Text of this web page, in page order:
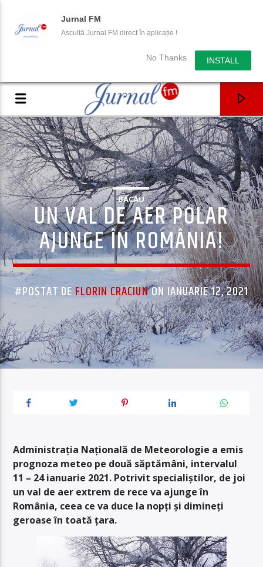
Jurnal FM
Ascultă Jurnal FM direct în aplicație !
No Thanks INSTALL
BACAU
UN VAL DE AER POLAR
AJUNGE ÎN ROMÂNIA!
#POSTAT DE FLORIN CRACIUNON IANUARIE 12, 2021
Administraţia Naţională de Meteorologie a emis
prognoza meteo pe două săptămâni, intervalul
11 – 24 ianuarie 2021. Potrivit specialiștilor, de joi
un val de aer extrem de rece va ajunge în
România, ceea ce va duce la nopți și dimineți
geroase în toată țara.